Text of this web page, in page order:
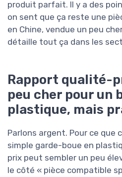
produit parfait. Il y a des
on sent que ça reste une
en Chine, vendue un peu
détaille tout ça dans les
Rapport qualité-
peu cher pour un
plastique, mais
Parlons argent. Pour ce que
simple garde-boue en
prix peut sembler un peu
le côté « pièce compatible